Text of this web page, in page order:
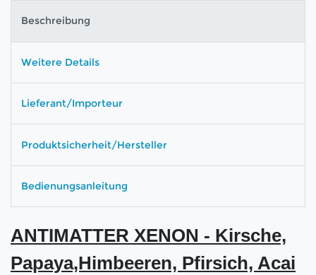
Beschreibung
Weitere Details
Lieferant/Importeur
Produktsicherheit/Hersteller
Bedienungsanleitung
ANTIMATTER XENON - Kirsche,
Papaya,Himbeeren, Pfirsich, Acai